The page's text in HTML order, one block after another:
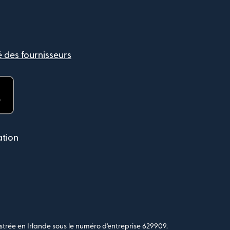
des fournisseurs
en Irlande sous le numéro d'entreprise 629909.